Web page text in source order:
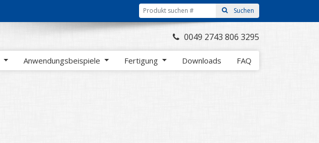
0049 2743 806 3295
Anwendungsbeispiele Fertigung Downloads FAQ